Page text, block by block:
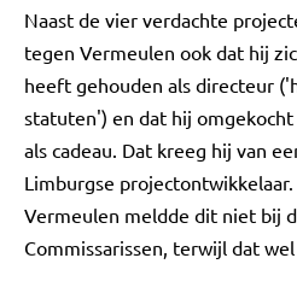
Naast de vier verdachte
tegen Vermeulen ook dat hij
heeft gehouden als directeur
statuten') en dat hij
als cadeau. Dat kreeg hij van
Limburgse
Vermeulen meldde dit niet bij
Commissarissen, terwijl dat